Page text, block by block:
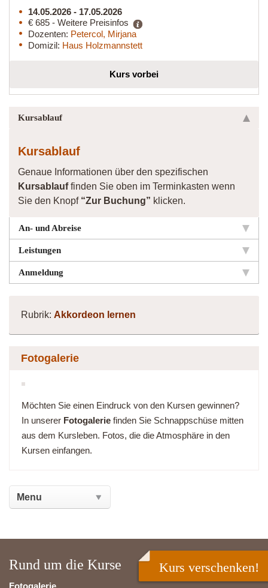
14.05.2026 - 17.05.2026
€ 685 - Weitere Preisinfos
Dozenten: Petercol, Mirjana
Domizil: Haus Holzmannstett
Kurs vorbei
Kursablauf
Kursablauf
Genaue Informationen über den spezifischen
Kursablauffinden Sie oben im Terminkasten wenn
Sie den Knopf “Zur Buchung” klicken.
An- und Abreise
Leistungen
Anmeldung
Rubrik: Akkordeon lernen
Fotogalerie
Möchten Sie einen Eindruck von den Kursen gewinnen?
In unserer Fotogalerie finden Sie Schnappschüse mitten
aus dem Kursleben. Fotos, die die Atmosphäre in den
Kursen einfangen.
Rund um die Kurse
Fotogalerie
Kurs verschenken!